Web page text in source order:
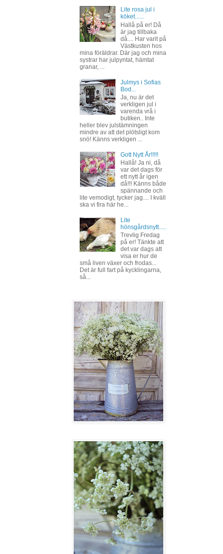
Lite rosa jul i
köket......
Hallå på er! Då
är jag tillbaka
då.... Har varit på
Västkusten hos
mina föräldrar. Där jag och mina
systrar har julpyntat, hämtat
granar, ...
Julmys i Sofias
Bod...
Ja, nu är det
verkligen jul i
varenda vrå i
butiken.. Inte
heller blev julstämningen
mindre av att det plötsligt kom
snö! Känns verkligen ...
Gott Nytt År!!!!!
Hallå! Ja ni, då
var det dags för
ett nytt år igen
då!!! Känns både
spännande och
lite vemodigt, tycker jag.... I kväll
ska vi fira här he...
Lite
hönsgårdsnytt.....
Trevlig Fredag
på er! Tänkte att
det var dags att
visa er hur de
små liven växer och frodas...
Det är full fart på kycklingarna,
så...